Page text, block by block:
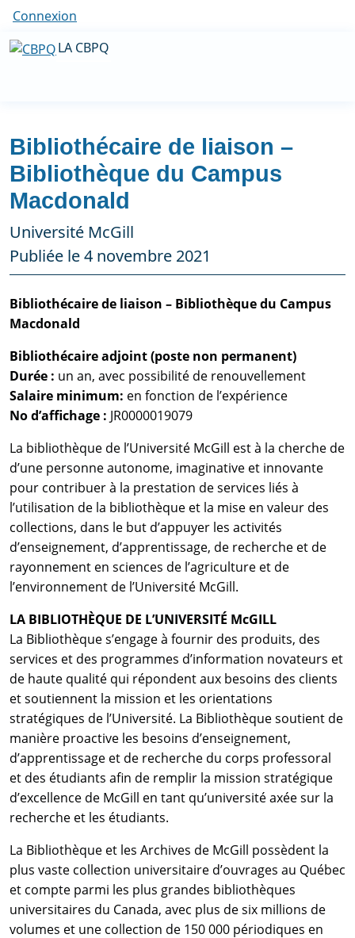
Connexion
LA CBPQ
Bibliothécaire de liaison –
Bibliothèque du Campus
Macdonald
Université McGill
Publiée le 4 novembre 2021
Bibliothécaire de liaison – Bibliothèque du Campus
Macdonald
Bibliothécaire adjoint (poste non permanent)
Durée : un an, avec possibilité de renouvellement
Salaire minimum: en fonction de l’expérience
No d’affichage : JR0000019079
La bibliothèque de l’Université McGill est à la cherche de
d’une personne autonome, imaginative et innovante
pour contribuer à la prestation de services liés à
l’utilisation de la bibliothèque et la mise en valeur des
collections, dans le but d’appuyer les activités
d’enseignement, d’apprentissage, de recherche et de
rayonnement en sciences de l’agriculture et de
l’environnement de l’Université McGill.
LA BIBLIOTHÈQUE DE L’UNIVERSITÉ McGILL
La Bibliothèque s’engage à fournir des produits, des
services et des programmes d’information novateurs et
de haute qualité qui répondent aux besoins des clients
et soutiennent la mission et les orientations
stratégiques de l’Université. La Bibliothèque soutient de
manière proactive les besoins d’enseignement,
d’apprentissage et de recherche du corps professoral
et des étudiants afin de remplir la mission stratégique
d’excellence de McGill en tant qu’université axée sur la
recherche et les étudiants.
La Bibliothèque et les Archives de McGill possèdent la
plus vaste collection universitaire d’ouvrages au Québec
et compte parmi les plus grandes bibliothèques
universitaires du Canada, avec plus de six millions de
volumes et une collection de 150 000 périodiques en